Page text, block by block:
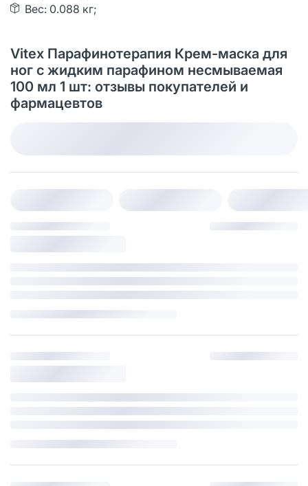
Вес: 0.088 кг;
Vitex Парафинотерапия Крем-маска для
ног с жидким парафином несмываемая
100 мл 1 шт: отзывы покупателей и
фармацевтов